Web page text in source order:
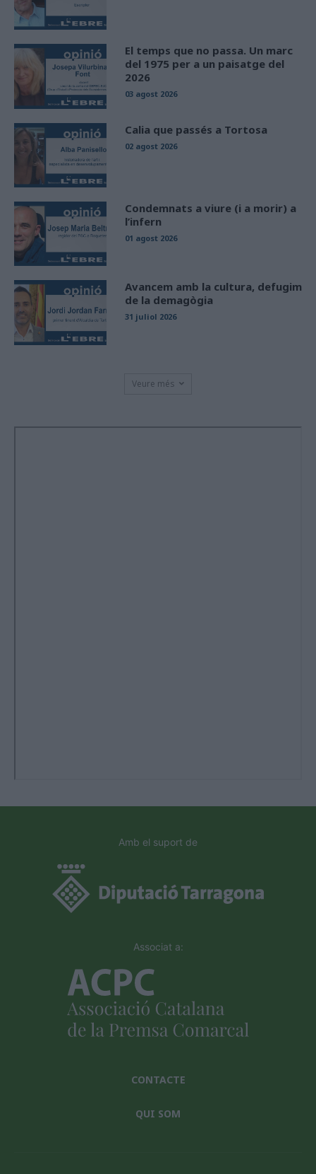
El temps que no passa. Un marc
del 1975 per a un paisatge del
2026
03 agost 2026
Calia que passés a Tortosa
02 agost 2026
Condemnats a viure (i a morir) a
l’infern
01 agost 2026
Avancem amb la cultura, defugim
de la demagògia
31 juliol 2026
Veure més
Amb el suport de
Associat a:
CONTACTE
QUI SOM